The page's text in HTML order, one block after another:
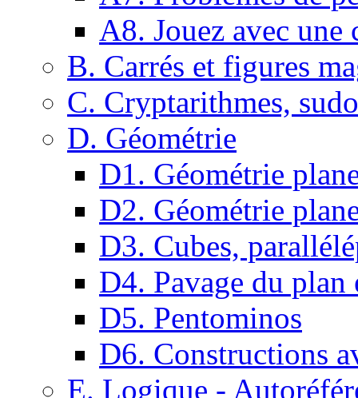
A8. Jouez avec une
B. Carrés et figures
C. Cryptarithmes,
D. Géométrie
D1. Géométrie
D2. Géométrie
D3. Cubes,
D4. Pavage du plan
D5. Pentominos
D6. Constructions
E. Logique -